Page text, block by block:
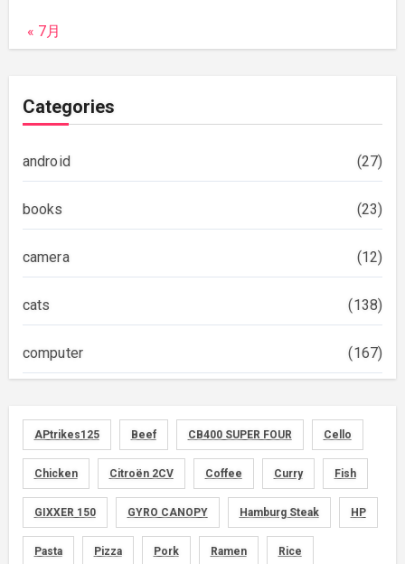
« 7月
Categories
android (27)
books (23)
camera (12)
cats (138)
computer (167)
foods (155)
graphics (134)
memo
APtrikes125 Beef CB400 SUPER FOUR Cello
Chicken Citroën 2CV Coffee Curry Fish
GIXXER 150 GYRO CANOPY Hamburg Steak HP
Pasta Pizza Pork Ramen Rice